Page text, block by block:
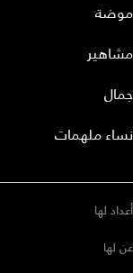
موضة
مشاهير
جمال
نساء ملهمات
أعداد لها
عن لها